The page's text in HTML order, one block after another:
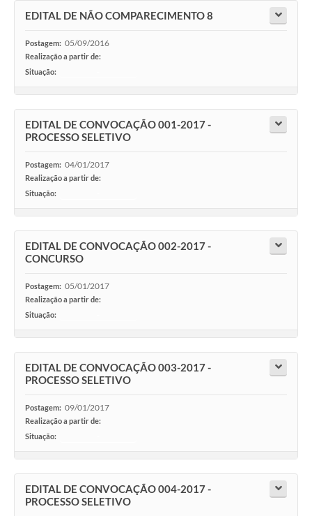
EDITAL DE NÃO COMPARECIMENTO 8
Postagem: 05/09/2016
Realização a partir de:
Situação:
EDITAL DE CONVOCAÇÃO 001-2017 -
PROCESSO SELETIVO
Postagem: 04/01/2017
Realização a partir de:
Situação:
EDITAL DE CONVOCAÇÃO 002-2017 -
CONCURSO
Postagem: 05/01/2017
Realização a partir de:
Situação:
EDITAL DE CONVOCAÇÃO 003-2017 -
PROCESSO SELETIVO
Postagem: 09/01/2017
Realização a partir de:
Situação:
EDITAL DE CONVOCAÇÃO 004-2017 -
PROCESSO SELETIVO